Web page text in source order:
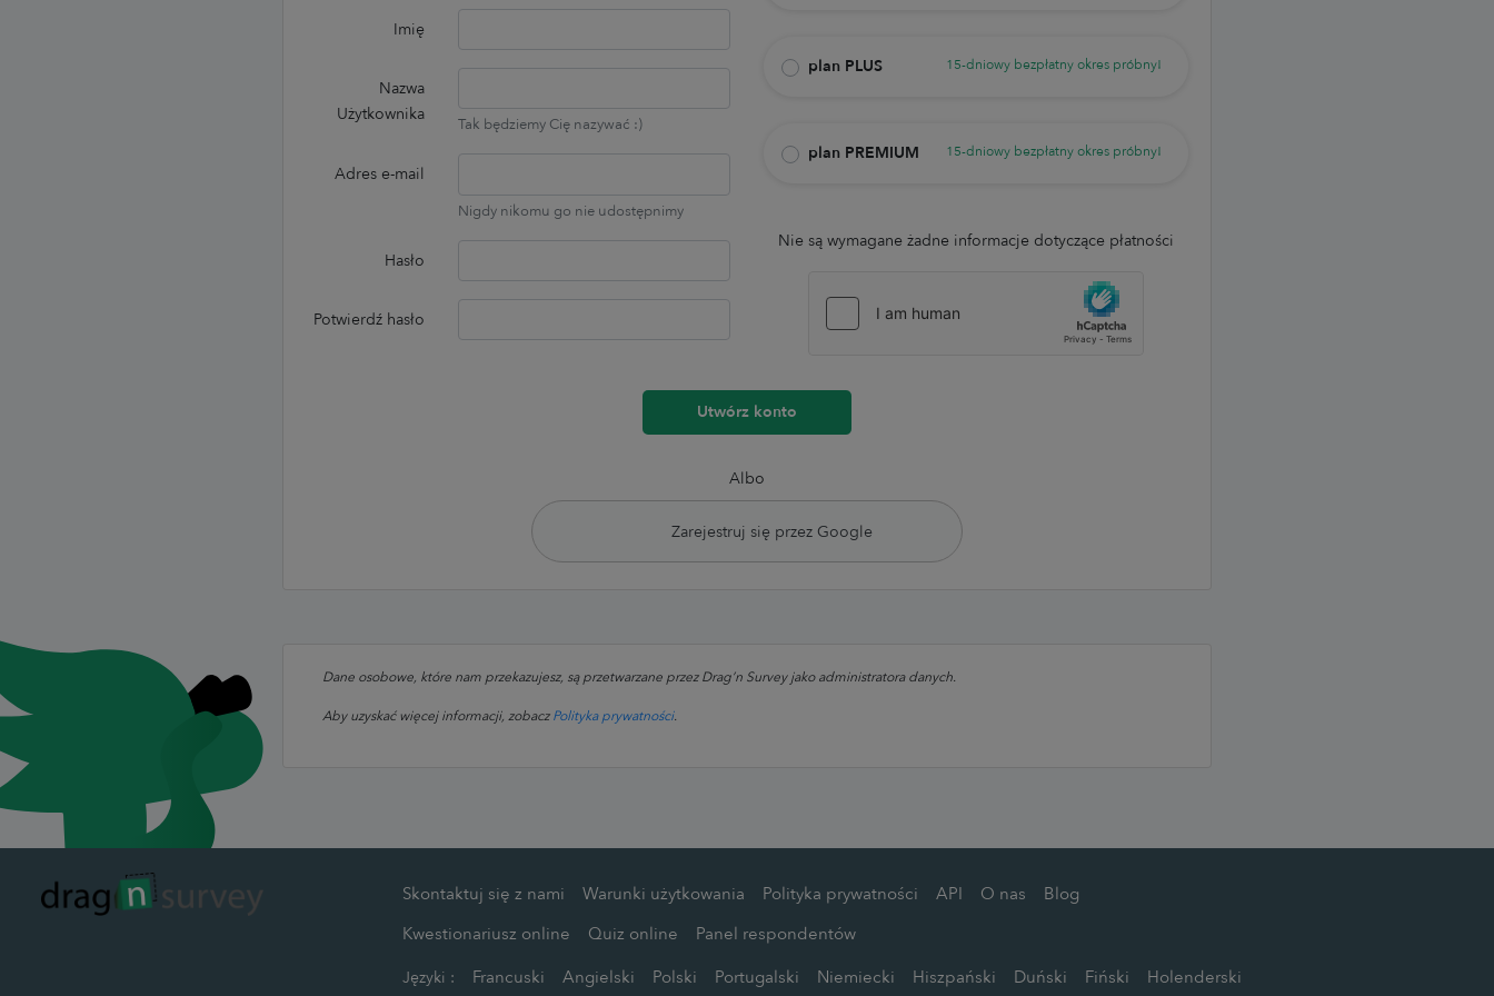
Imię
Nazwa
Użytkownika
Tak będziemy Cię nazywać :)
Adres e-mail
Nigdy nikomu go nie udostępnimy
Hasło
Potwierdź hasło
plan PLUS 15-dniowy bezpłatny okres próbny!
plan PREMIUM 15-dniowy bezpłatny okres próbny!
Nie są wymagane żadne informacje dotyczące płatności
Utwórz konto
Albo
Zarejestruj się przez Google
Dane osobowe, które nam przekazujesz, są przetwarzane przez Drag’n Survey jako administratora danych.
Aby uzyskać więcej informacji, zobaczPolityka prywatności.
Skontaktuj się z nami Warunki użytkowania Polityka prywatności API O nas
Blog
Kwestionariusz online
Quiz online Panel respondentów
Języki : Francuski Angielski Polski Portugalski Niemiecki Hiszpański Duński Fiński Holenderski